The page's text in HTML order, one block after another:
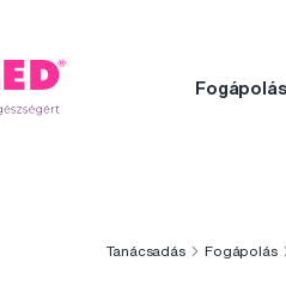
Fogápolás
Tanácsadás Fogápolás